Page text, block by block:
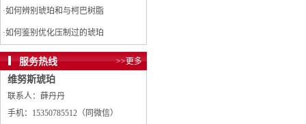
·如何辨别琥珀和与柯巴树脂
·如何鉴别优化压制过的琥珀
服务热线 >>更多
维努斯琥珀
联系人：薛丹丹
手机：15350785512（同微信）